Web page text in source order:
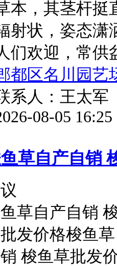
本，其茎杆挺
射状，姿态潇
们欢迎，常供
都区名川园艺
系人：王太军
08-05
草自产自销
草自产自销
发价格梭鱼
梭鱼草批发